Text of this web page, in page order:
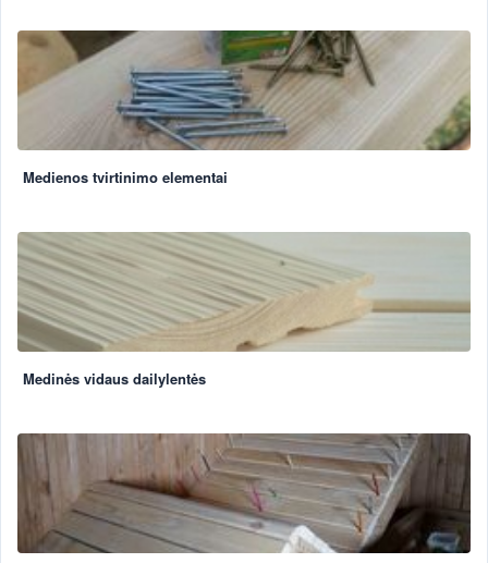
Medienos tvirtinimo elementai
Medinės vidaus dailylentės